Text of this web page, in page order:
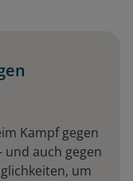
Kampf gegen
auch gegen
um